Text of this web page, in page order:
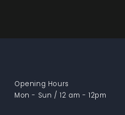
Opening Hours
Mon - Sun / 12 am - 12pm